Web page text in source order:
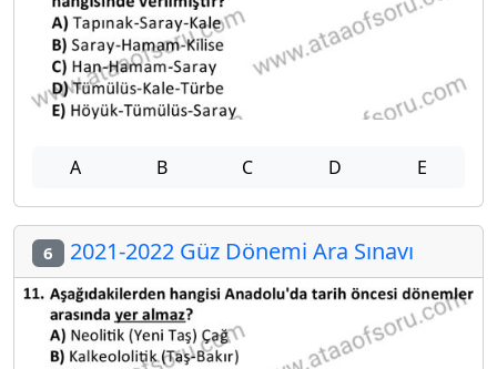
A B C D E
6 2021-2022 Güz Dönemi Ara Sınavı